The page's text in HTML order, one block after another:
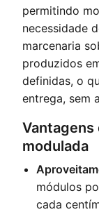
permitindo
necessidade
marcenaria
produzidos
definidas, o
entrega, sem
Vantagens
modulada
módulos
cada